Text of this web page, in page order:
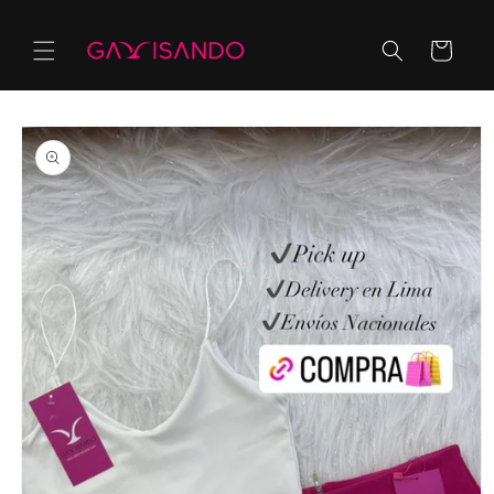
al contenido
Carrito
directamente
a la
información
del producto